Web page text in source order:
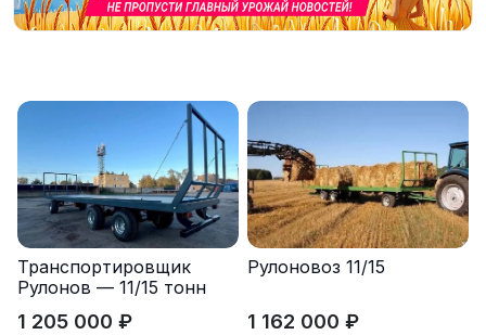
Транспортировщик
Рулонов — 11/15 тонн
1 205 000 ₽
Рулоновоз 11/15
1 162 000 ₽